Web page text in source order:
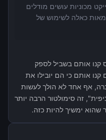
מכוניות עושים מודלים
כאלה לשימוש של
אותם בשביל לספק
אותם כי הם יובילו את
אף אחד לא הולך לעשות
זה סימולטור הרבה יותר